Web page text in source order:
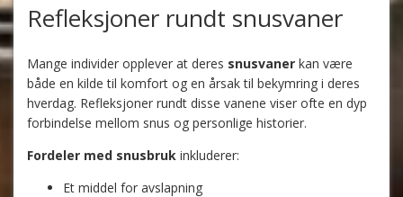
Refleksjoner rundt snusvaner
Mange individer opplever at deres snusvaner kan være
både en kilde til komfort og en årsak til bekymring i deres
hverdag. Refleksjoner rundt disse vanene viser ofte en dyp
forbindelse mellom snus og personlige historier.
Fordeler med snusbruk inkluderer:
Et middel for avslapning